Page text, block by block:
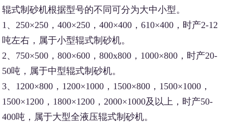
辊式制砂机根据型号的不同可分为大中小型。
1、250×250，400×250，400×400，610×400，时产2-12
吨左右，属于小型辊式制砂机。
2、750×500，800×600，800x800，1000×800，时产20-
50吨，属于中型辊式制砂机。
3、1200×800，1200×1000，1500×800，1500×1000，
1500×1200，1800×1200，2000×1000及以上，时产50-
400吨，属于大型全液压辊式制砂机。